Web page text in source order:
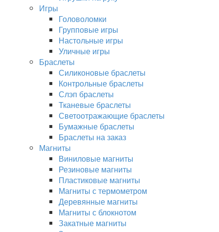
Игры
Головоломки
Групповые игры
Настольные игры
Уличные игры
Браслеты
Силиконовые браслеты
Контрольные браслеты
Слэп браслеты
Тканевые браслеты
Светоотражающие браслеты
Бумажные браслеты
Браслеты на заказ
Магниты
Виниловые магниты
Резиновые магниты
Пластиковые магниты
Магниты с термометром
Деревянные магниты
Магниты с блокнотом
Закатные магниты